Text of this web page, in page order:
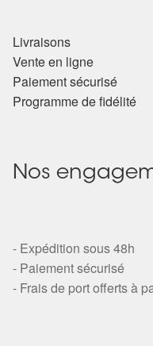
Magie: Le Savoir des
Protection
intérieur
Test — Quelle Gardienne ?
Mon compte
Livraisons
Vente en ligne
Paiement sécurisé
Programme de fidélité
Nos
- Expédition sous 48h
- Paiement sécurisé
- Frais de port offerts à